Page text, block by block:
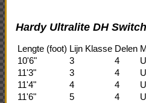
Hardy Ultralite DH
Lengte (foot) Lijn Klasse Delen
10'6"
3 4
11'3"
3 4
11'4"
4 4
11'6"
5 4